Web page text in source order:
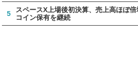
5
スペースX上場後初決算、売上高ほぼ
コイン保有を継続